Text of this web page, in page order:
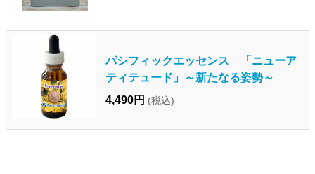
パシフィックエッセンス 「ニューア
ティテュード」～新たなる姿勢～
4,490円 (税込)